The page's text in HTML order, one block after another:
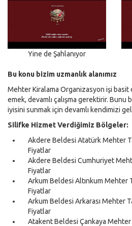
Yine de Şahlanıyor
Bu konu bizim uzmanlık alanımız
Mehter Kiralama Organizasyon işi basit
emek, devamlı çalışma gerektirir. Bunu
iyisini sunmak için devamlı kendimizi
Silifke Hizmet Verdiğimiz Bölgeler:
Akdere Beldesi Atatürk Mehter
Fiyatlar
Akdere Beldesi Cumhuriyet
Fiyatlar
Arkum Beldesi Altınkum Mehter
Fiyatlar
Arkum Beldesi Arkarası Mehter
Fiyatlar
Atakent Beldesi Çankaya Mehter